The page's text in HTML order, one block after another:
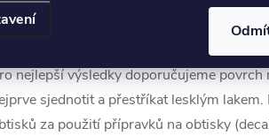
nejlepší výsledky doporučujeme povrch
sjednotit a přestříkat lesklým lakem.
za použití přípravků na obtisky